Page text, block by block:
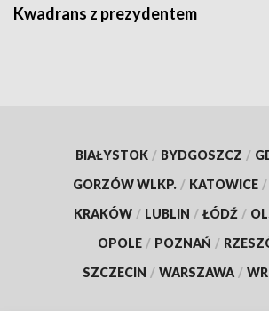
Kwadrans z prezydentem
BIAŁYSTOK / BYDGOSZCZ /
GORZÓW WLKP. / KATOWICE /
KRAKÓW / LUBLIN / ŁÓDŹ /
OPOLE / POZNAŃ /
SZCZECIN / WARSZAWA /